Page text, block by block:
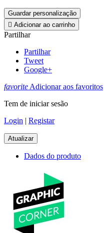
Guardar personalização
 Adicionar ao carrinho
Partilhar
Partilhar
Tweet
Google+
favorite Adicionar aos favoritos
Tem de iniciar sesão
Login | Registar
Dados do produto